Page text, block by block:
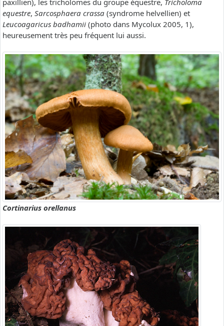
paxillien), les tricholomes du groupe équestre, Tricholoma
equestre, Sarcosphaera crassa (syndrome helvellien) et
Leucoagaricus badhamii (photo dans Mycolux 2005, 1),
heureusement très peu fréquent lui aussi.
Cortinarius orellanus